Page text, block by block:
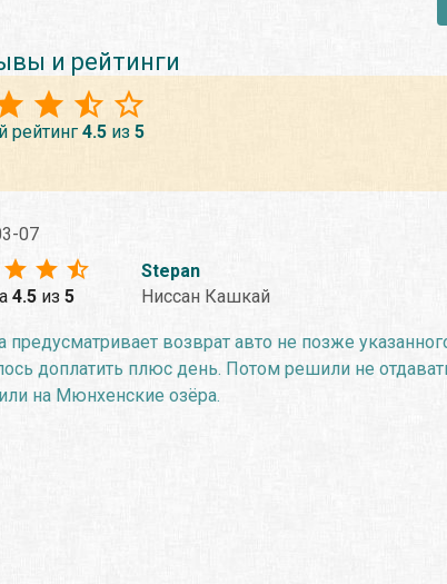
и рейтинги
рейтинг 4.5из 5
07
4.5из 5
Stepan
Ниссан Кашкай
предусматривает возврат авто не позже
доплатить плюс день. Потом решили не
на Мюнхенские озёра.